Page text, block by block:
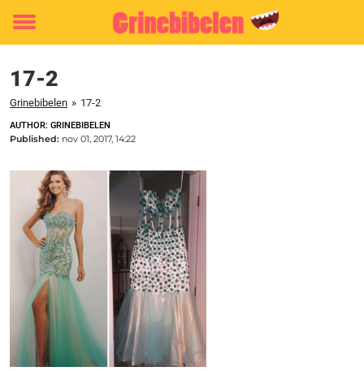
Toggle
17-2
Grinebibelen » 17-2
AUTHOR: GRINEBIBELEN
Published: nov 01, 2017, 14:22